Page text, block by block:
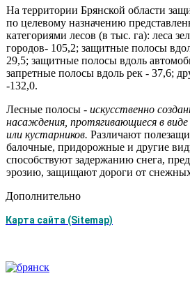
На территории Брянской области
по целевому назначению
категориями лесов (в тыс. га): леса
городов- 105,2; защитные полосы
29,5; защитные полосы вдоль
запретные полосы вдоль рек - 37,6;
-132,0.
Лесные полосы -искусственно
насаждения, протя­гивающиеся в виде
или кустарников.Различают
балочные, придорожные и другие
способствуют задержанию снега,
эрозию, защищают дороги от
Дополнительно
Карта сайта (Sitemap)